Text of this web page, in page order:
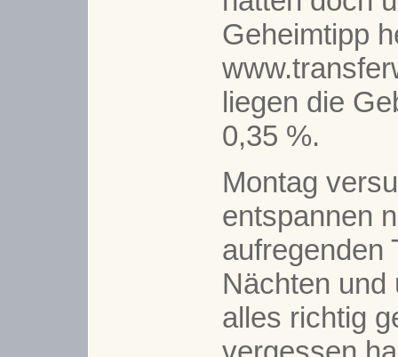
Geheimtipp
liegen die
0,35 %.
Montag
entspannen
aufregenden
Nächten und
alles richtig